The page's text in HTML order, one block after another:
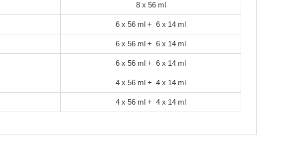
8 x 56 ml
6 x 56 ml + 6 x 14 ml
6 x 56 ml + 6 x 14 ml
6 x 56 ml + 6 x 14 ml
4 x 56 ml + 4 x 14 ml
4 x 56 ml + 4 x 14 ml